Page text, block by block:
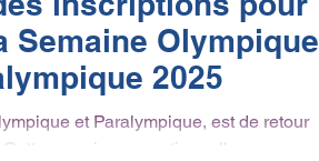
Semaine Olympique
2025
et Paralympique, est de retour
semaine exceptionnelle a pour